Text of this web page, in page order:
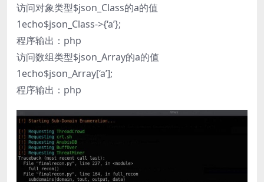
访问对象类型$json_Class的a的值
1echo$json_Class->{‘a’};
程序输出：php
访问数组类型$json_Array的a的值
1echo$json_Array[‘a’];
程序输出：php